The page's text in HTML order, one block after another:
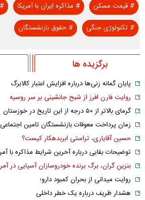
#قیمت مسکن # مذاکره ایران با آمریکا #
#تکنولوژی جنگی #حقوق بازنشستگان
برگزیده ها
پایان گمانه زنی‌ها درباره افزایش اعتبار کالابرگ
روایت فارن افرز از شبح جانشینی بر سر روسیه
گرمای بالاتر از ۵۰ درجه از این تاریخ در خوزستان
زمان پرداخت معوقات بازنشستگان تامین اجتماعی
حسین آقایاری، تراستی ابربدهکار کیست؟
توضیحات بقایی درباره آخرین شرایط مذاکره با
بنزینِ گران، برگ برنده خودروسازان آسیایی در
روایت میدانی از بحران کمبود دارو؛
هشدار ظریف درباره یک خطر داخلی